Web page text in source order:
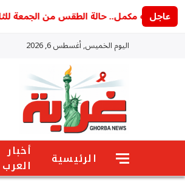
عاجل
لسه مكمل.. حالة الطقس من الجمعة للثلاثاء
اليوم الخميس, أغسطس 6, 2026
الرئيسية
أخبار
العرب